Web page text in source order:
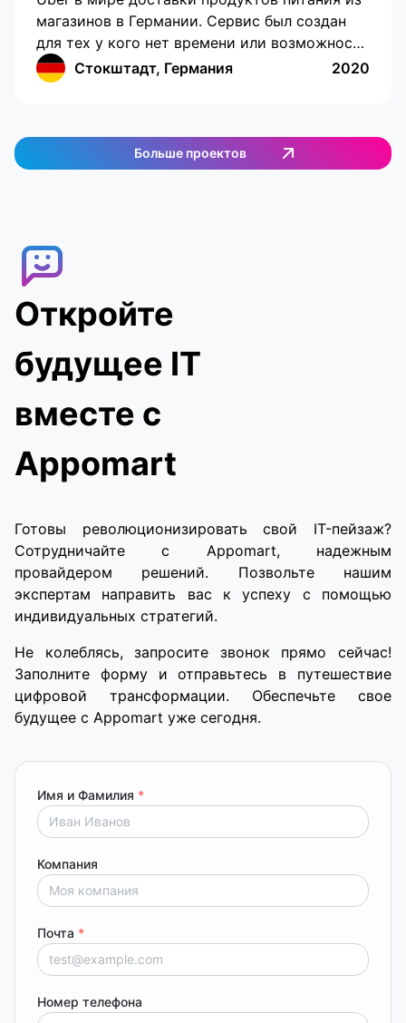
магазинов в Германии. Сервис был создан
для тех у кого нет времени или возможности
самостоятельно приобрести продукты
питания. Обладает прогрессивным
покупок. Работает на территории Германии.
Внедрен сложный мессенджер, система
Стокштадт, Германия 2020
Больше проектов
Откройте
будущее IT
вместе с
Appomart
Готовы революционизировать свой IT-пейзаж?
Сотрудничайте с Appomart, надежным
провайдером решений. Позвольте нашим
экспертам направить вас к успеху с помощью
индивидуальных стратегий.
Не колеблясь, запросите звонок прямо сейчас!
Заполните форму и отправьтесь в путешествие
цифровой трансформации. Обеспечьте свое
будущее с Appomart уже сегодня.
Имя и Фамилия *
Компания
Почта *
Номер телефона